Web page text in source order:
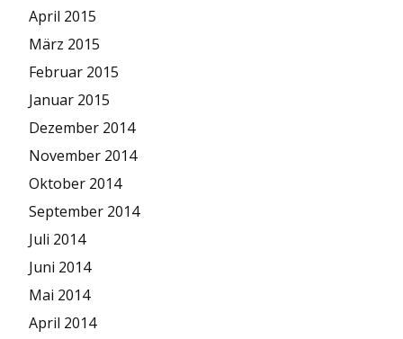
April 2015
März 2015
Februar 2015
Januar 2015
Dezember 2014
November 2014
Oktober 2014
September 2014
Juli 2014
Juni 2014
Mai 2014
April 2014